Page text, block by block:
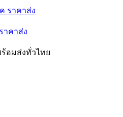
าคาส่ง
อมส่งทั่วไทย